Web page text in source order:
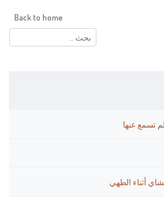
البحث
عن:
Back to home
تسمع عنها
أثناء الطهي